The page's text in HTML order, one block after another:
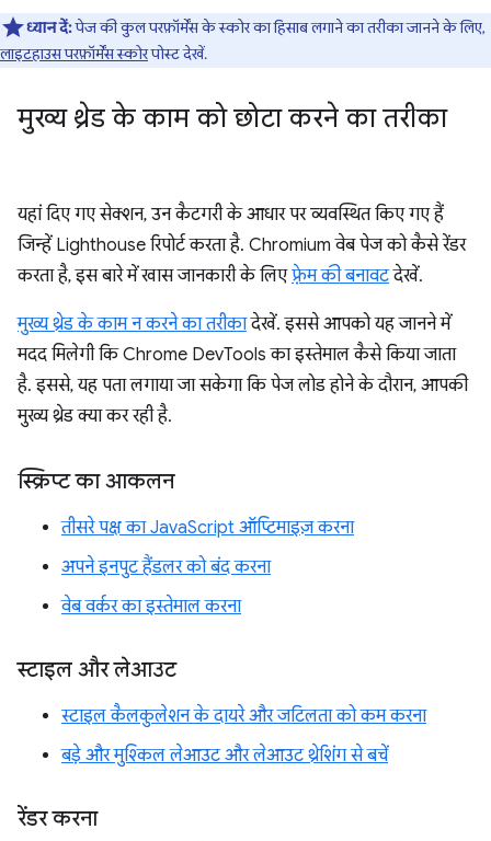
ध्यान दें:पेज की कुल परफ़ॉर्मेंस के स्कोर का हिसाब लगाने का तरीका जानने के लिए,
लाइटहाउस परफ़ॉर्मेंस स्कोरपोस्ट देखें.
मुख्य थ्रेड के काम को छोटा करने का तरीका
यहां दिए गए सेक्शन, उन कैटगरी के आधार पर व्यवस्थित किए गए हैं
जिन्हें Lighthouse रिपोर्ट करता है. Chromium वेब पेज को कैसे रेंडर
करता है, इस बारे में खास जानकारी के लिएफ़्रेम की बनावटदेखें.
मुख्य थ्रेड के काम न करने का तरीकादेखें. इससे आपको यह जानने में
मदद मिलेगी कि Chrome DevTools का इस्तेमाल कैसे किया जाता
है. इससे, यह पता लगाया जा सकेगा कि पेज लोड होने के दौरान, आपकी
मुख्य थ्रेड क्या कर रही है.
स्क्रिप्ट का आकलन
तीसरे पक्ष का JavaScript ऑप्टिमाइज़ करना
अपने इनपुट हैंडलर को बंद करना
वेब वर्कर का इस्तेमाल करना
स्टाइल और लेआउट
स्टाइल कैलकुलेशन के दायरे और जटिलता को कम करना
बड़े और मुश्किल लेआउट और लेआउट थ्रेशिंग से बचें
रेंडर करना